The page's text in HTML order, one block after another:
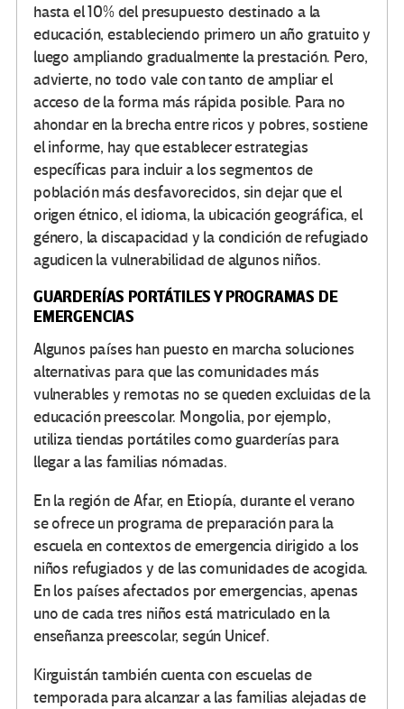
hasta el 10% del presupuesto destinado a la
educación, estableciendo primero un año gratuito y
luego ampliando gradualmente la prestación. Pero,
advierte, no todo vale con tanto de ampliar el
acceso de la forma más rápida posible. Para no
ahondar en la brecha entre ricos y pobres, sostiene
el informe, hay que establecer estrategias
específicas para incluir a los segmentos de
población más desfavorecidos, sin dejar que el
origen étnico, el idioma, la ubicación geográfica, el
género, la discapacidad y la condición de refugiado
agudicen la vulnerabilidad de algunos niños.
GUARDERÍAS PORTÁTILES Y PROGRAMAS DE
EMERGENCIAS
Algunos países han puesto en marcha soluciones
alternativas para que las comunidades más
vulnerables y remotas no se queden excluidas de la
educación preescolar. Mongolia, por ejemplo,
utiliza tiendas portátiles como guarderías para
llegar a las familias nómadas.
En la región de Afar, en Etiopía, durante el verano
se ofrece un programa de preparación para la
escuela en contextos de emergencia dirigido a los
niños refugiados y de las comunidades de acogida.
En los países afectados por emergencias, apenas
uno de cada tres niños está matriculado en la
enseñanza preescolar, según Unicef.
Kirguistán también cuenta con escuelas de
temporada para alcanzar a las familias alejadas de